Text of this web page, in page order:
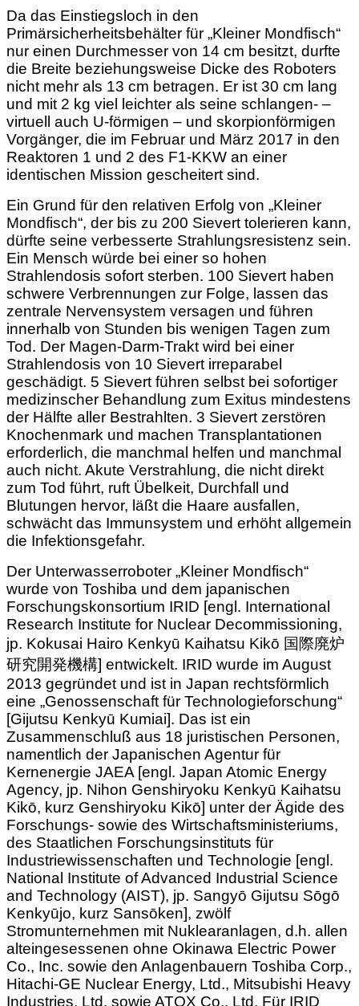
Da das Einstiegsloch in den
Primärsicherheitsbehälter für „Kleiner Mondfisch“
nur einen Durchmesser von 14 cm besitzt, durfte
die Breite beziehungsweise Dicke des Roboters
nicht mehr als 13 cm betragen. Er ist 30 cm lang
und mit 2 kg viel leichter als seine schlangen- –
virtuell auch U-förmigen – und skorpionförmigen
Vorgänger, die im Februar und März 2017 in den
Reaktoren 1 und 2 des F1-KKW an einer
identischen Mission gescheitert sind.
Ein Grund für den relativen Erfolg von „Kleiner
Mondfisch“, der bis zu 200 Sievert tolerieren kann,
dürfte seine verbesserte Strahlungsresistenz sein.
Ein Mensch würde bei einer so hohen
Strahlendosis sofort sterben. 100 Sievert haben
schwere Verbrennungen zur Folge, lassen das
zentrale Nervensystem versagen und führen
innerhalb von Stunden bis wenigen Tagen zum
Tod. Der Magen-Darm-Trakt wird bei einer
Strahlendosis von 10 Sievert irreparabel
geschädigt. 5 Sievert führen selbst bei sofortiger
medizinscher Behandlung zum Exitus mindestens
der Hälfte aller Bestrahlten. 3 Sievert zerstören
Knochenmark und machen Transplantationen
erforderlich, die manchmal helfen und manchmal
auch nicht. Akute Verstrahlung, die nicht direkt
zum Tod führt, ruft Übelkeit, Durchfall und
Blutungen hervor, läßt die Haare ausfallen,
schwächt das Immunsystem und erhöht allgemein
die Infektionsgefahr.
Der Unterwasserroboter „Kleiner Mondfisch“
wurde von Toshiba und dem japanischen
Forschungskonsortium IRID [engl. International
Research Institute for Nuclear Decommissioning,
jp. Kokusai Hairo Kenkyū Kaihatsu Kikō 国際廃炉
研究開発機構] entwickelt. IRID wurde im August
2013 gegründet und ist in Japan rechtsförmlich
eine „Genossenschaft für Technologieforschung“
[Gijutsu Kenkyū Kumiai]. Das ist ein
Zusammenschluß aus 18 juristischen Personen,
namentlich der Japanischen Agentur für
Kernenergie JAEA [engl. Japan Atomic Energy
Agency, jp. Nihon Genshiryoku Kenkyū Kaihatsu
Kikō, kurz Genshiryoku Kikō] unter der Ägide des
Forschungs- sowie des Wirtschaftsministeriums,
des Staatlichen Forschungsinstituts für
Industriewissenschaften und Technologie [engl.
National Institute of Advanced Industrial Science
and Technology (AIST), jp. Sangyō Gijutsu Sōgō
Kenkyūjo, kurz Sansōken], zwölf
Stromunternehmen mit Nuklearanlagen, d.h. allen
alteingesessenen ohne Okinawa Electric Power
Co., Inc. sowie den Anlagenbauern Toshiba Corp.,
Hitachi-GE Nuclear Energy, Ltd., Mitsubishi Heavy
Industries, Ltd. sowie ATOX Co., Ltd. Für IRID